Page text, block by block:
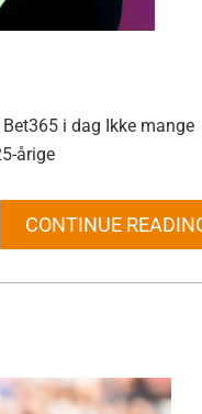
i dag Ikke mange
årige
CONTINUE